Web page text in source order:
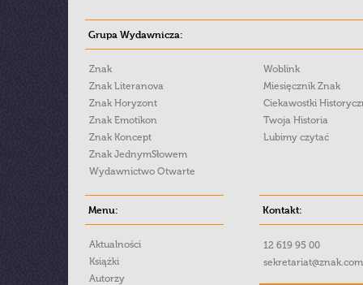
Grupa Wydawnicza:
Znak
Znak Literanova
Znak Horyzont
Znak Emotikon
Znak Koncept
Znak JednymSłowem
Wydawnictwo Otwarte
Woblink
Miesięcznik Znak
Ciekawostki
Twoja Historia
Lubimy czytać
Menu:
Aktualności
Książki
Autorzy
Kontakt:
12 619 95 00